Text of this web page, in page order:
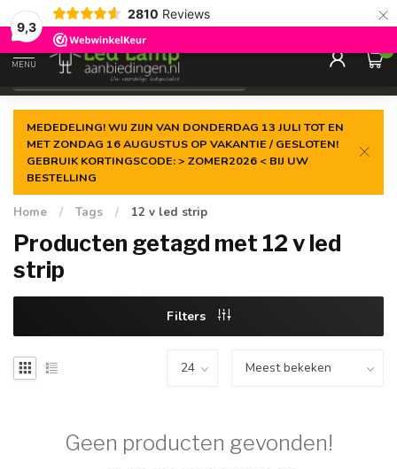
9,3
2810 Reviews ×
Gegarandeerde delaagste prijs
MENU
0
MEDEDELING! WIJ ZIJN VAN DONDERDAG 13 JULI TOT EN
MET ZONDAG 16 AUGUSTUS OP VAKANTIE / GESLOTEN!
GEBRUIK KORTINGSCODE: > ZOMER2026 < BIJ UW
BESTELLING
Home / Tags / 12 v led strip
Producten getagd met 12 v led
strip
Filters
Geen producten gevonden!